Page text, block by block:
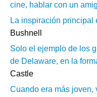
cine, hablar con un
La inspiración principal
Bushnell
Solo el ejemplo de los
de Delaware, en la
Castle
Cuando era más joven,